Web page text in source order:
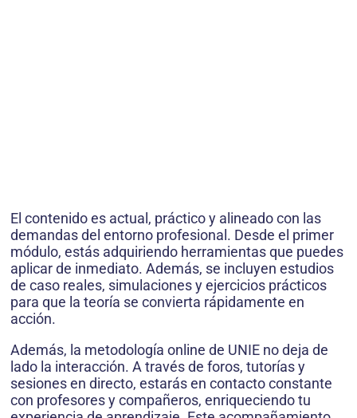
El contenido es actual, práctico y alineado con las
demandas del entorno profesional. Desde el primer
módulo, estás adquiriendo herramientas que puedes
aplicar de inmediato. Además, se incluyen estudios
de caso reales, simulaciones y ejercicios prácticos
para que la teoría se convierta rápidamente en
acción.
Además, la metodología online de UNIE no deja de
lado la interacción. A través de foros, tutorías y
sesiones en directo, estarás en contacto constante
con profesores y compañeros, enriqueciendo tu